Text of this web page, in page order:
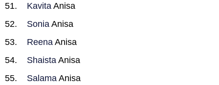
Kavita Anisa
Sonia Anisa
Reena Anisa
Shaista Anisa
Salama Anisa